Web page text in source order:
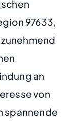
97633,
an
von
spannende